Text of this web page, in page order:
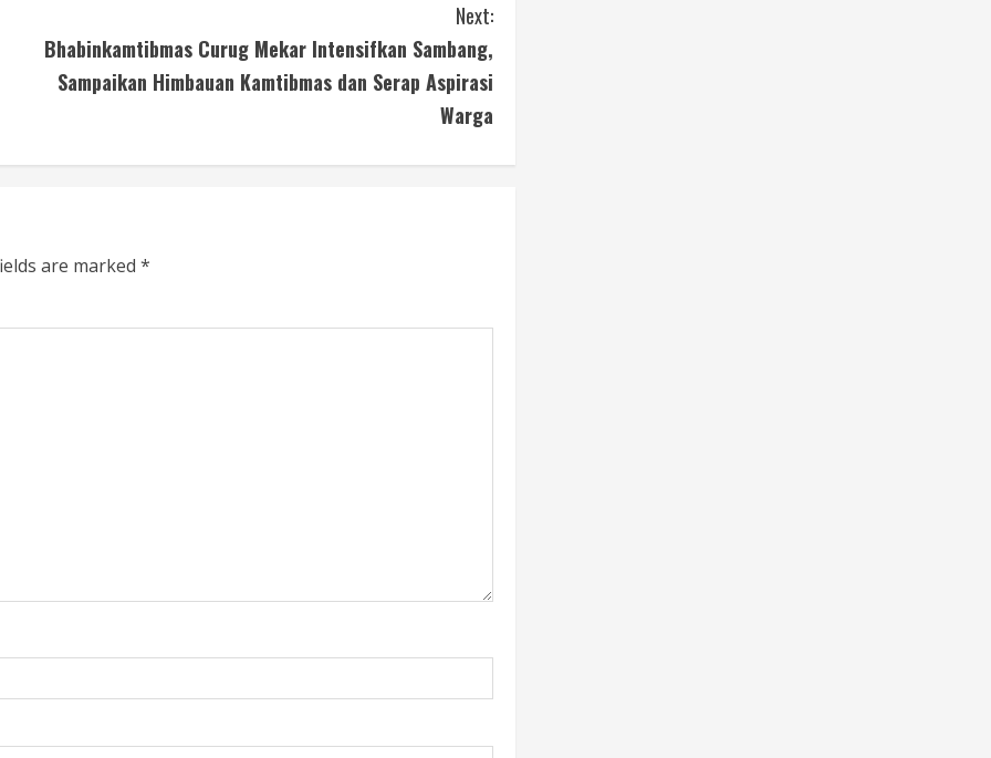
Next:
Bhabinkamtibmas Curug Mekar Intensifkan Sambang,
Sampaikan Himbauan Kamtibmas dan Serap Aspirasi
Warga
are marked *